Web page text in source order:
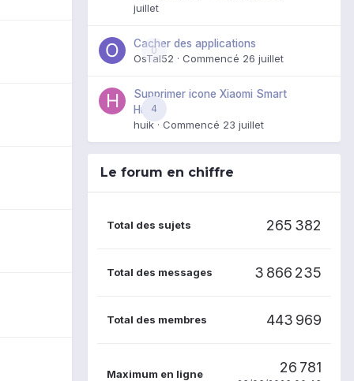
juillet
0
Cacher des applications
OsTal52 · Commencé 26 juillet
4
Supprimer icone Xiaomi Smart
Hub
huik · Commencé 23 juillet
Le forum en chiffre
Total des sujets 265 382
Total des messages 3 866 235
Total des membres 443 969
Maximum en ligne 26 781